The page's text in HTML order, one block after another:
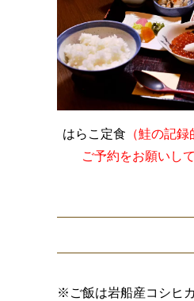
はらこ定食 （鮭の記
ご予約をお願いし
※ご飯は岩船産コシヒ